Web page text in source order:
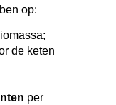
op:
de keten
per